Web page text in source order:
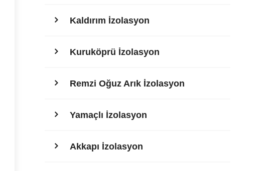
Kaldırım İzolasyon
Kuruköprü İzolasyon
Remzi Oğuz Arık İzolasyon
Yamaçlı İzolasyon
Akkapı İzolasyon